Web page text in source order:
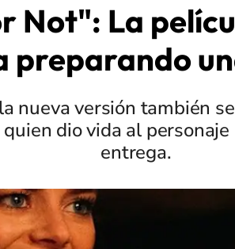
Not": La
preparando
nueva versión también
dio vida al
entrega.